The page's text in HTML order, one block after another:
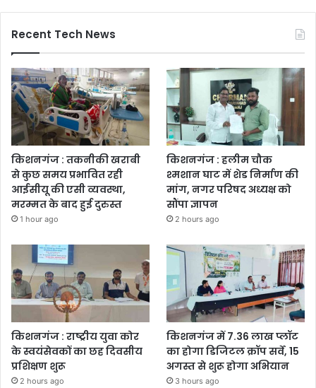
Recent Tech News
किशनगंज : तकनीकी खराबी
से कुछ समय प्रभावित रही
आईसीयू की एसी व्यवस्था,
मरम्मत के बाद हुई दुरुस्त
1 hour ago
किशनगंज : हलीम चौक
श्मशान घाट में शेड निर्माण की
मांग, नगर परिषद अध्यक्ष को
सौंपा ज्ञापन
2 hours ago
किशनगंज : राष्ट्रीय युवा कोर
के स्वयंसेवकों का छह दिवसीय
प्रशिक्षण शुरू
2 hours ago
किशनगंज में 7.36 लाख प्लॉट
का होगा डिजिटल क्रॉप सर्वे, 15
अगस्त से शुरू होगा अभियान
3 hours ago